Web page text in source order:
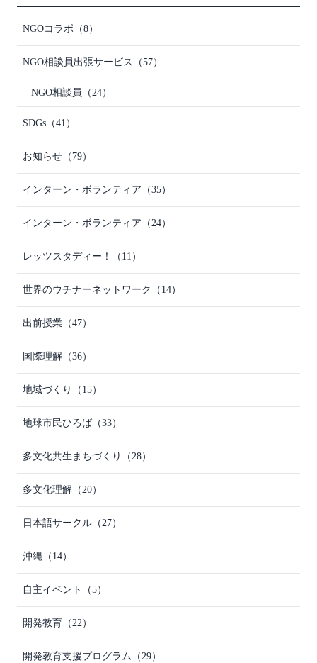
NGOコラボ （8）
NGO相談員出張サービス （57）
NGO相談員 （24）
SDGs （41）
お知らせ （79）
インターン・ボランティア （35）
インターン・ボランティア （24）
レッツスタディー！ （11）
世界のウチナーネットワーク （14）
出前授業 （47）
国際理解 （36）
地域づくり （15）
地球市民ひろば （33）
多文化共生まちづくり （28）
多文化理解 （20）
日本語サークル （27）
沖縄 （14）
自主イベント （5）
開発教育 （22）
開発教育支援プログラム （29）